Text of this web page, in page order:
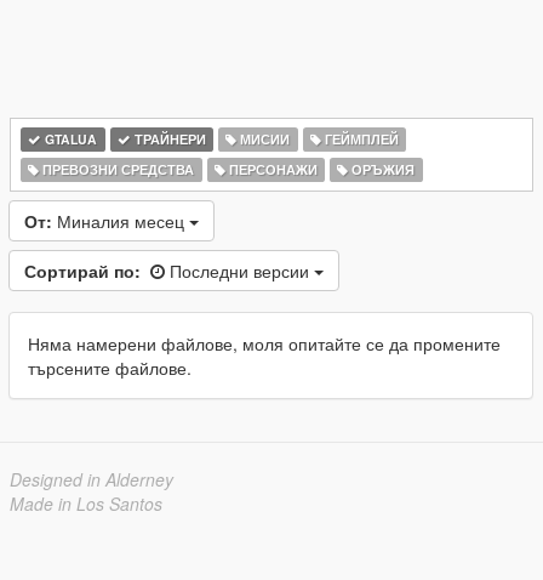
GTALUA ТРАЙНЕРИ МИСИИ
ГЕЙМПЛЕЙ
ПРЕВОЗНИ СРЕДСТВА
ПЕРСОНАЖИ ОРЪЖИЯ
От: Миналия месец
Сортирай по: Последни версии
Няма намерени файлове, моля опитайте се да промените
търсените файлове.
Designed in Alderney
Made in Los Santos